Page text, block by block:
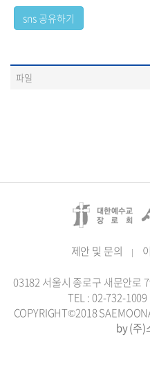
파일
제안 및 문의 |
03182 서울시 종로구 새문안로
TEL : 02-732-1009
COPYRIGHT©2018
by (주)